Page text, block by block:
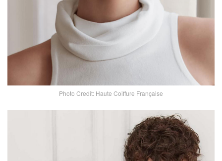
Photo Credit: Haute Coiffure Française